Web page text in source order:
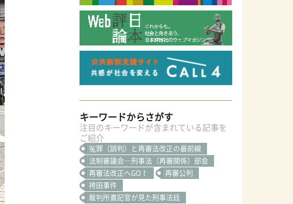
キーワードからさがす
注目のキーワードが含まれている記事を
ご紹介
冤罪（誤判）と再審法改正の最前線
法制審議会―刑事法（再審関係）部会
再審法改正へGO！
再審公判
袴田事件
裁判所書記官が見た刑事法廷